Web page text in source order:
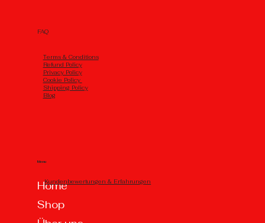
Menu
Home
Shop
FAQ
Тerms & Conditions
Refund Policy
Privacy Policy
Cookie Policy
Shipping Policy
Blog
Kundenbewertungen & Erfahrungen